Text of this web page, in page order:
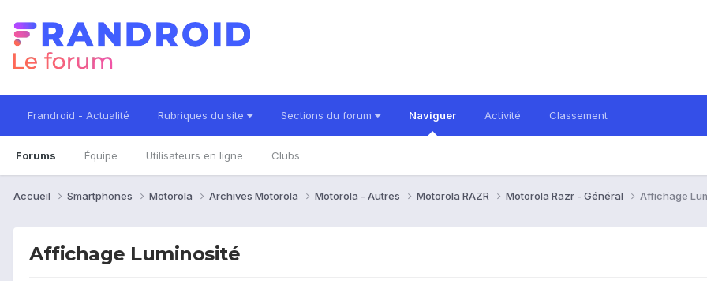
Frandroid - Actualité Rubriques du site Sections du forum Naviguer
Forums Équipe Utilisateurs en ligne Clubs
Activité Classement
Accueil Smartphones Motorola Archives Motorola Motorola - Autres Motorola RAZR Motorola Razr - Général Affichage
Affichage Luminosité